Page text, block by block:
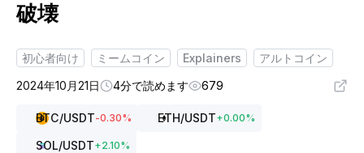
破壊
初心者向け ミームコイン Explainers
アルトコイン
2024年10月21日
4分で読めます 679
BTC/USDT-0.30% ETH/USDT+0.00%
SOL/USDT+2.10%